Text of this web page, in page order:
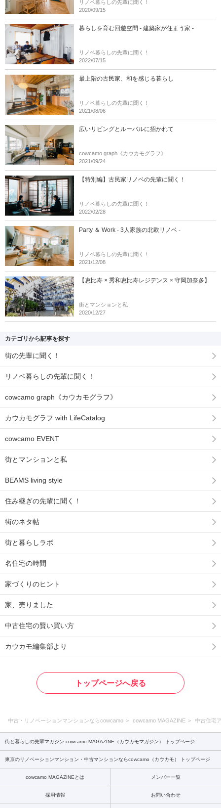
リノベ暮らしの先輩に聞く！
2020/09/15
暮らしを育む回遊空間 - 建築家が住まう家 -
リノベ暮らしの先輩に聞く！
2022/07/15
最上階の古民家、和を感じる暮らし
リノベ暮らしの先輩に聞く！
2021/08/06
広いリビングとルーバルに招かれて
cowcamo graph《カウカモグラフ》
2021/09/24
【特別編】古民家リノベの先輩に聞く！
リノベ暮らしの先輩に聞く！
2022/02/28
Party ＆ Work - 3人家族の北欧リノベ -
リノベ暮らしの先輩に聞く！
2021/12/08
【恵比寿 × 秀和恵比寿レジデンス × 守岡加奈多】
街とマンションと私
2020/12/27
カテゴリから記事を探す
街の先輩に聞く！
リノベ暮らしの先輩に聞く！
cowcamo graph《カウカモグラフ》
カウカモグラフ with LifeCatalog
cowcamo EVENT
街とマンションと私
BEAMS living style
住み継ぎの先輩に聞く！
街のネタ帖
街と暮らしラボ
名住宅の時間
家づくりのヒント
家、売りました
中古住宅の賢い買い方
カウカモ編集部より
トップページへ戻る
中古・リノベーションマンションならcowcamo cowcamo MAGAZINE 中古住宅
街と暮らしの先輩マガジン cowcamo MAGAZINE（カウカモマガジン） トップページ
東京のリノベーションマンション・中古マンションならcowcamo（カウカモ） トップページ
cowcamo MAGAZINEとは メンバー一覧
採用情報 お問い合わせ